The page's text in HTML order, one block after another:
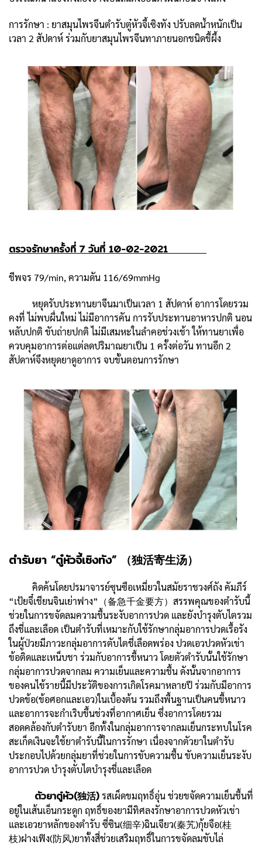
การรักษา : ยาสมุนไพรจีนตำรับตู๋หัวจี้เซิงทัง ปรับลดน้ำหนักเป็น
เวลา 2 สัปดาห์ ร่วมกับยาสมุนไพรจีนทาภายนอกชนิดขี้ผึ้ง
ตรวจรักษาครั้งที่ 7 วันที่ 10-02-2021
ชีพจร 79/min, ความดัน 116/69mmHg
หยุดรับประทานยาจีนมาเป็นเวลา 1 สัปดาห์ อาการโดยรวม
คงที่ ไม่พบผื่นใหม่ ไม่มีอาการคัน การรับประทานอาหารปกติ นอน
หลับปกติ ขับถ่ายปกติ ไม่มีเสมหะในลำคอช่วงเช้า ให้ทานยาเพื่อ
ควบคุมอาการต่อแต่ลดปริมาณยาเป็น 1 ครั้งต่อวัน ทานอีก 2
สัปดาห์จึงหยุดยาดูอาการ จบขั้นตอนการรักษา
ตำรับยา “ตู๋หัวจี้เซิงทัง” （独活寄生汤）
คิดค้นโดยปรมาจารย์ซุนซือเหมี่ยวในสมัยราชวงศ์ถัง คัมภีร์
“เป้ยจี๋เชียนจินเย่าฟาง”（备急千金要方）สรรพคุณของตำรับนี้
ช่วยในการขจัดลมความชื้นระงับอาการปวด และยังบำรุงตับไตรวม
ถึงชี่และเลือด เป็นตำรับที่เหมาะกับใช้รักษากลุ่มอาการปวดเรื้อรัง
ในผู้ป่วยมีภาวะกลุ่มอาการตับไตชี่เลือดพร่อง ปวดเอวปวดหัวเข่า
ข้อติดและเหน็บชา ร่วมกับอาการขี้หนาว โดยตัวตำรับนั้นใช้รักษา
กลุ่มอาการปวดจากลม ความเย็นและความชื้น ดังนั้นจากอาการ
ของคนไข้รายนี้มีประวัติของการเกิดโรคมาหลายปี ร่วมกับมีอาการ
ปวดข้อ(ข้อศอกและเอว)ในเบื้องต้น รวมถึงพื้นฐานเป็นคนขี้หนาว
และอาการจะกำเริบขึ้นช่วงที่อากาศเย็น ซึ่งอาการโดยรวม
สอดคล้องกับตำรับยา อีกทั้งในกลุ่มอาการจากลมเย็นกระทบในโรค
สะเก็ดเงินจะใช้ยาตำรับนี้ในการรักษา เนื่องจากตัวยาในตำรับ
ประกอบไปด้วยกลุ่มยาที่ช่วยในการขับความชื้น ขับความเย็นระงับ
อาการปวด บำรุงตับไตบำรุงชี่และเลือด
ตัวยาตู๋หัว(独活)รสเผ็ดขมฤทธิ์อุ่น ช่วยขจัดความเย็นชื้นที่
อยู่ในเส้นเอ็นกระดูก ฤทธิ์ของยามีทิศลงรักษาอาการปวดหัวเข่า
และเอวยาหลักของตำรับ ซี่ซิน(细辛)ฉินเจียว(秦艽)กุ้ยจือ(桂
枝)ฝางเฟิง(防风)ยาทั้งสี่ช่วยเสริมฤทธิ์ในการขจัดลมขับไล่